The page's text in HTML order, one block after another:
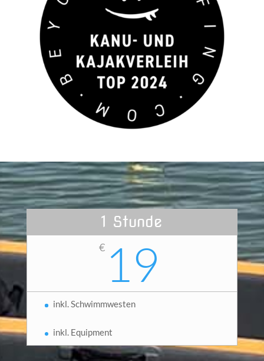
1 Stunde
€19
inkl. Schwimmwesten
inkl. Equipment